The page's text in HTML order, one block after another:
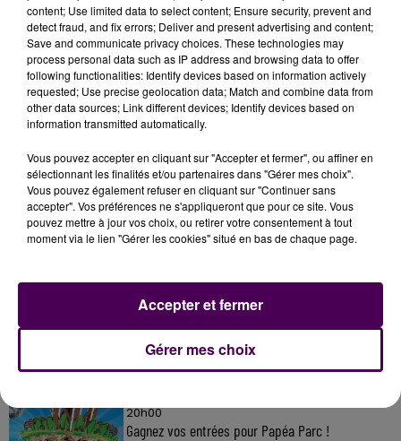
À LA UNE
20h00
Gagnez vos pass pour le V and B Fest' 2026 !
Inscrivez-vous au casting The Voice & The Voice
Kids !
20h00
Gagnez vos entrées pour Papéa Parc !
content; Use limited data to select content; Ensure security, prevent and
detect fraud, and fix errors; Deliver and present advertising and content;
Save and communicate privacy choices. These technologies may
process personal data such as IP address and browsing data to offer
following functionalities: Identify devices based on information actively
requested; Use precise geolocation data; Match and combine data from
other data sources; Link different devices; Identify devices based on
information transmitted automatically.
Vous pouvez accepter en cliquant sur "Accepter et fermer", ou affiner en
sélectionnant les finalités et/ou partenaires dans "Gérer mes choix".
Vous pouvez également refuser en cliquant sur "Continuer sans
accepter". Vos préférences ne s'appliqueront que pour ce site. Vous
pouvez mettre à jour vos choix, ou retirer votre consentement à tout
moment via le lien "Gérer les cookies" situé en bas de chaque page.
Gérer mes choix
Accepter et fermer